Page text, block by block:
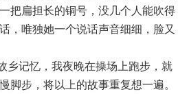
把扁担长的铜号，没几个人能吹得
，唯独她一个说话声音细细，脸又
记忆，我夜晚在操场上跑步，就
脚步，将以上的故事重复想一遍。